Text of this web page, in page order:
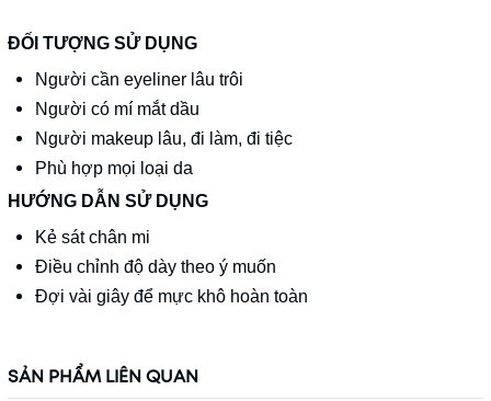
ĐỐI TƯỢNG SỬ DỤNG
Người cần eyeliner lâu trôi
Người có mí mắt dầu
Người makeup lâu, đi làm, đi tiệc
Phù hợp mọi loại da
HƯỚNG DẪN SỬ DỤNG
Kẻ sát chân mi
Điều chỉnh độ dày theo ý muốn
Đợi vài giây để mực khô hoàn toàn
SẢN PHẨM LIÊN QUAN